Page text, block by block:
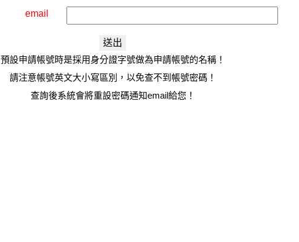
email
預設申請帳號時是採用身分證字號做為申請帳號的名稱！
請注意帳號英文大小寫區別，以免查不到帳號密碼！
查詢後系統會將重設密碼通知email給您！